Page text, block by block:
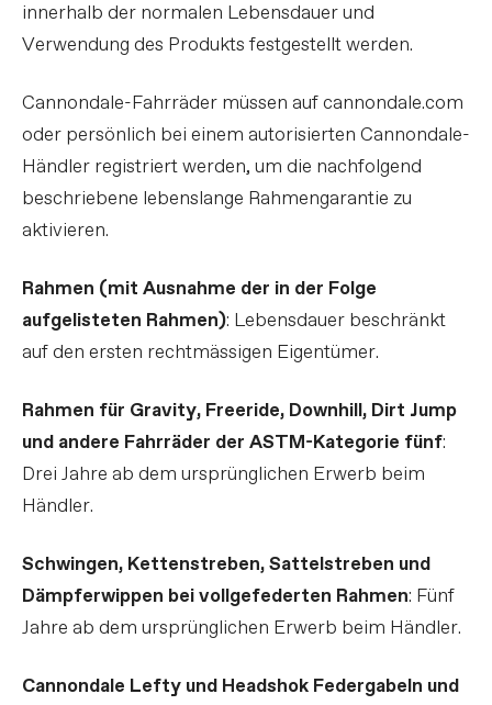
innerhalb der normalen Lebensdauer und
Verwendung des Produkts festgestellt werden.
Cannondale-Fahrräder müssen auf cannondale.com
oder persönlich bei einem autorisierten Cannondale-
Händler registriert werden, um die nachfolgend
beschriebene lebenslange Rahmengarantie zu
aktivieren.
Rahmen (mit Ausnahme der in der Folge
aufgelisteten Rahmen): Lebensdauer beschränkt
auf den ersten rechtmässigen Eigentümer.
Rahmen für Gravity, Freeride, Downhill, Dirt Jump
und andere Fahrräder der ASTM-Kategorie fünf:
Drei Jahre ab dem ursprünglichen Erwerb beim
Händler.
Schwingen, Kettenstreben, Sattelstreben und
Dämpferwippen bei vollgefederten Rahmen: Fünf
Jahre ab dem ursprünglichen Erwerb beim Händler.
Cannondale Lefty und Headshok Federgabeln und